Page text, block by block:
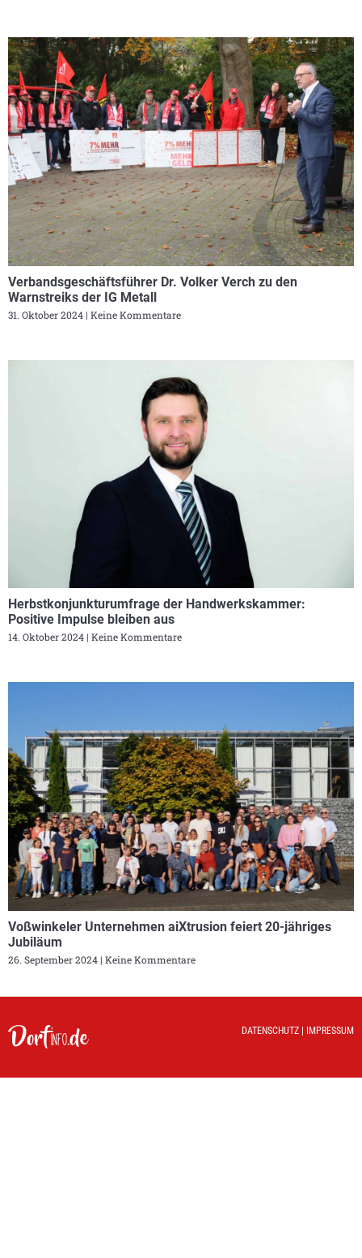
Verbandsgeschäftsführer Dr. Volker Verch zu den
Warnstreiks der IG Metall
31. Oktober 2024 Keine Kommentare
Herbstkonjunkturumfrage der Handwerkskammer:
Positive Impulse bleiben aus
14. Oktober 2024 Keine Kommentare
Voßwinkeler Unternehmen aiXtrusion feiert 20-jähriges
Jubiläum
26. September 2024 Keine Kommentare
DATENSCHUTZ IMPRESSUM